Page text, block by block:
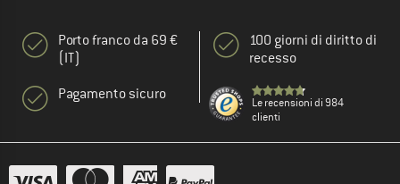
Porto franco da 69 €
(IT)
Pagamento sicuro
100 giorni di diritto di
recesso
Le recensioni di 984
clienti